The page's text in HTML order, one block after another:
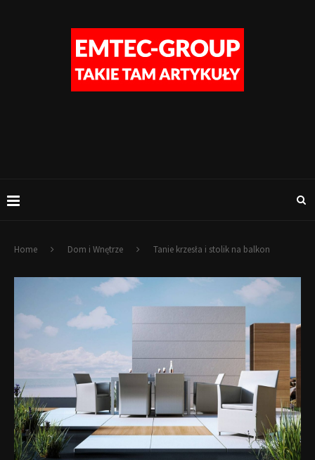
Home Dom i Wnętrze Tanie krzesła i stolik na balkon